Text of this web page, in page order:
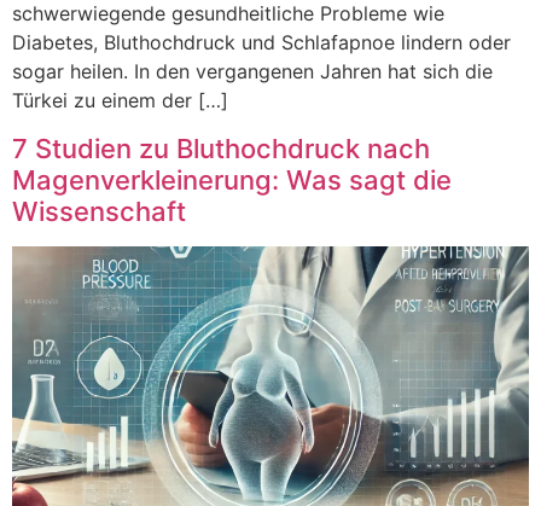
schwerwiegende gesundheitliche Probleme wie
Diabetes, Bluthochdruck und Schlafapnoe lindern oder
sogar heilen. In den vergangenen Jahren hat sich die
Türkei zu einem der […]
7 Studien zu Bluthochdruck nach
Magenverkleinerung: Was sagt die
Wissenschaft